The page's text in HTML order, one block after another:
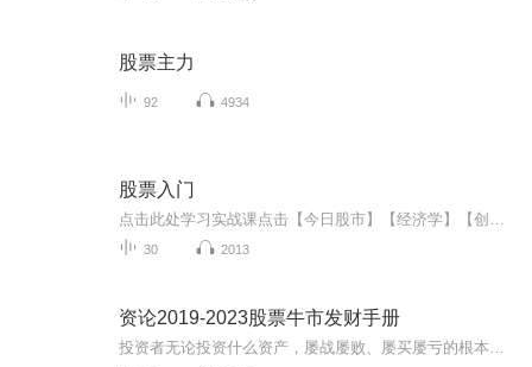
股票主力
92 4934
股票入门
30 2013
资论2019-2023股票牛市发财手册